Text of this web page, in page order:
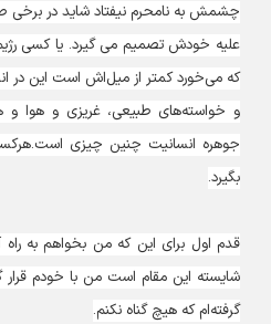
چشمش به نامحرم نیفتاد شاید در برخی
علیه خودش تصمیم می گیرد. یا کسی
که می‌خورد کمتر از میل‌اش است این در
و خواسته‌های طبیعی، غریزی و هوا
جوهره انسانیت چنین چیزی
بگیرد.
قدم اول برای این که من بخواهم به
شایسته این مقام است من با خودم
گرفته‌ام که هیچ گناه نکنم.